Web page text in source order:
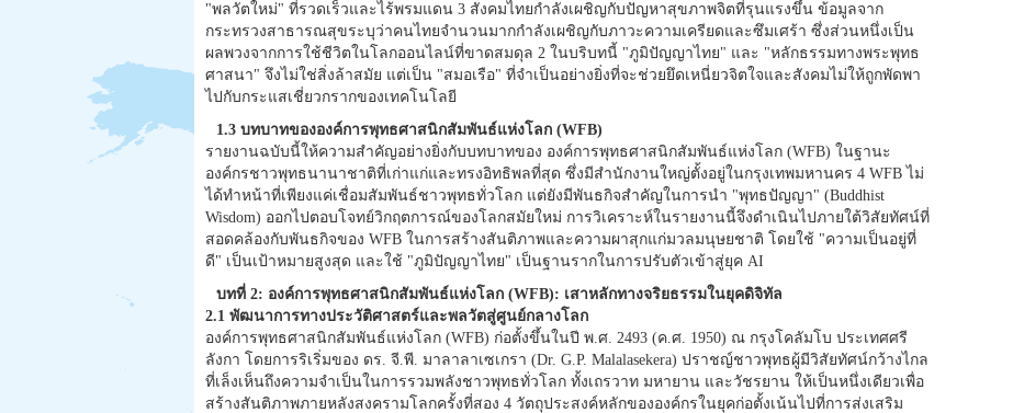
"พลวัตใหม่" ที่รวดเร็วและไร้พรมแดน 3 สังคมไทยกำลังเผชิญกับปัญหาสุขภาพจิตที่รุนแรงขึ้น ข้อมูลจาก
กระทรวงสาธารณสุขระบุว่าคนไทยจำนวนมากกำลังเผชิญกับภาวะความเครียดและซึมเศร้า ซึ่งส่วนหนึ่งเป็น
ผลพวงจากการใช้ชีวิตในโลกออนไลน์ที่ขาดสมดุล 2 ในบริบทนี้ "ภูมิปัญญาไทย" และ "หลักธรรมทางพระพุทธ
ศาสนา" จึงไม่ใช่สิ่งล้าสมัย แต่เป็น "สมอเรือ" ที่จำเป็นอย่างยิ่งที่จะช่วยยึดเหนี่ยวจิตใจและสังคมไม่ให้ถูกพัดพา
ไปกับกระแสเชี่ยวกรากของเทคโนโลยี
1.3 บทบาทขององค์การพุทธศาสนิกสัมพันธ์แห่งโลก (WFB)
รายงานฉบับนี้ให้ความสำคัญอย่างยิ่งกับบทบาทของ องค์การพุทธศาสนิกสัมพันธ์แห่งโลก (WFB) ในฐานะ
องค์กรชาวพุทธนานาชาติที่เก่าแก่และทรงอิทธิพลที่สุด ซึ่งมีสำนักงานใหญ่ตั้งอยู่ในกรุงเทพมหานคร 4 WFB ไม่
ได้ทำหน้าที่เพียงแค่เชื่อมสัมพันธ์ชาวพุทธทั่วโลก แต่ยังมีพันธกิจสำคัญในการนำ "พุทธปัญญา" (Buddhist
Wisdom) ออกไปตอบโจทย์วิกฤตการณ์ของโลกสมัยใหม่ การวิเคราะห์ในรายงานนี้จึงดำเนินไปภายใต้วิสัยทัศน์ที่
สอดคล้องกับพันธกิจของ WFB ในการสร้างสันติภาพและความผาสุกแก่มวลมนุษยชาติ โดยใช้ "ความเป็นอยู่ที่
ดี" เป็นเป้าหมายสูงสุด และใช้ "ภูมิปัญญาไทย" เป็นฐานรากในการปรับตัวเข้าสู่ยุค AI
บทที่ 2: องค์การพุทธศาสนิกสัมพันธ์แห่งโลก (WFB): เสาหลักทางจริยธรรมในยุคดิจิทัล
2.1 พัฒนาการทางประวัติศาสตร์และพลวัตสู่ศูนย์กลางโลก
องค์การพุทธศาสนิกสัมพันธ์แห่งโลก (WFB) ก่อตั้งขึ้นในปี พ.ศ. 2493 (ค.ศ. 1950) ณ กรุงโคลัมโบ ประเทศศรี
ลังกา โดยการริเริ่มของ ดร. จี.พี. มาลาลาเซเกรา (Dr. G.P. Malalasekera) ปราชญ์ชาวพุทธผู้มีวิสัยทัศน์กว้างไกล
ที่เล็งเห็นถึงความจำเป็นในการรวมพลังชาวพุทธทั่วโลก ทั้งเถรวาท มหายาน และวัชรยาน ให้เป็นหนึ่งเดียวเพื่อ
สร้างสันติภาพภายหลังสงครามโลกครั้งที่สอง 4 วัตถุประสงค์หลักขององค์กรในยุคก่อตั้งเน้นไปที่การส่งเสริม